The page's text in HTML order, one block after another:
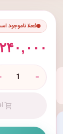
فعلا ناموجود
۲۴۰,۰۰۰
-